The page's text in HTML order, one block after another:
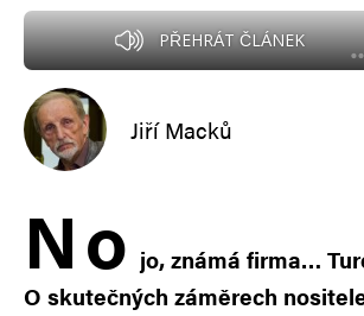
PŘEHRÁT ČLÁNEK
Jiří Macků
No jo, známá firma…
O skutečných záměrech